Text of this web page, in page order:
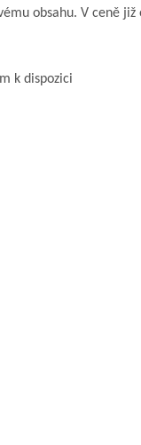
obsahu. V ceně již
k dispozici